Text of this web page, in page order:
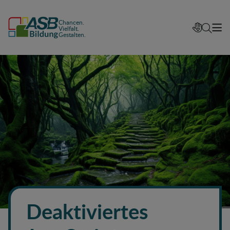
Chancen.
Vielfalt.
Gestalten.
Deaktiviertes